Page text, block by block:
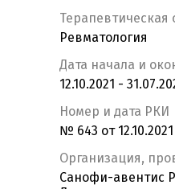
Терапевтическая
Ревматология
Дата начала и
12.10.2021 -
Номер и дата РКИ
№ 643 от 12.10.2021
Организация,
Санофи-авентис